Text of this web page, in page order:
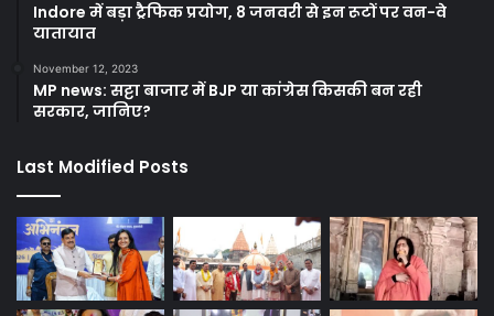
Indore में बड़ा ट्रैफिक प्रयोग, 8 जनवरी से इन रूटों पर वन-वे
यातायात
November 12, 2023
MP news: सट्टा बाजार में BJP या कांग्रेस किसकी बन रही
सरकार, जानिए?
Last Modified Posts